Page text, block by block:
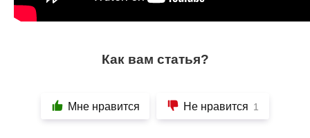
Как вам статья?
Мне нравится Не нравится 1